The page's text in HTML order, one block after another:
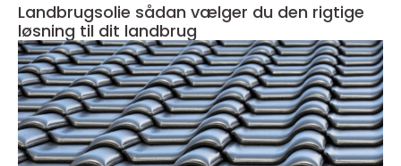
Landbrugsolie sådan vælger du den rigtige
løsning til dit landbrug